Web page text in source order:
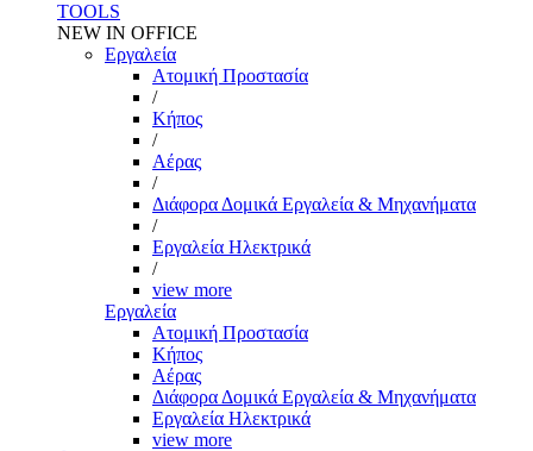
TOOLS
NEW IN OFFICE
Εργαλεία
Aτομική Προστασία
/
Kήπος
/
Αέρας
/
Διάφορα Δομικά Εργαλεία & Μηχανήματα
/
Εργαλεία Ηλεκτρικά
/
view more
Εργαλεία
Aτομική Προστασία
Kήπος
Αέρας
Διάφορα Δομικά Εργαλεία & Μηχανήματα
Εργαλεία Ηλεκτρικά
view more